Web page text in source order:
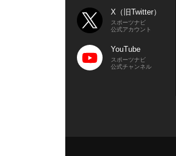
X（旧Twitter）
スポーツナビ
公式アカウント
YouTube
スポーツナビ
公式チャンネル